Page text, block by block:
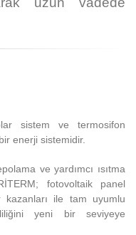
sistem ve termosifon
enerji sistemidir.
ve yardımcı ısıtma
fotovoltaik panel
kazanları ile tam uyumlu
yeni bir seviyeye